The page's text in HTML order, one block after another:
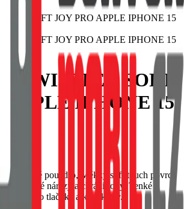
SWISSTEN SOFT
APPLE IPHONE 15
silikonové pouzdro, Měkký soft-touch povrch
drobné nárazy a chrání rohy, Tenké
výřezy pro tlačítka a konektory.